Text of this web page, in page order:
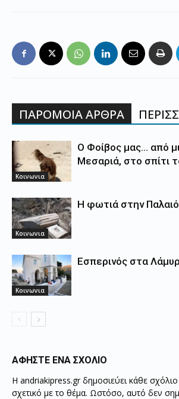
ΠΑΡΟΜΟΙΑ ΑΡΘΡΑ
Κοινωνια
Ο Φοίβος μας… από
Μεσαριά, στο σπίτι
Κοινωνια
Η φωτιά στην
Κοινωνια
Εσπερινός στα
ΑΦΗΣΤΕ ΕΝΑ ΣΧΟΛΙΟ
Η andriakipress.gr δημοσιεύει κάθε σχόλιο
σχετικό με το θέμα. Ωστόσο, αυτό δεν